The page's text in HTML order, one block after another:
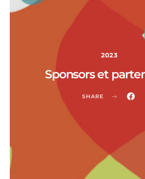
2023
Sponsors et
SHARE